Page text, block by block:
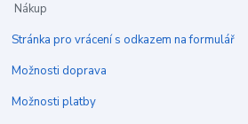
Nákup
Stránka pro vrácení s odkazem na formulář
Možnosti doprava
Možnosti platby